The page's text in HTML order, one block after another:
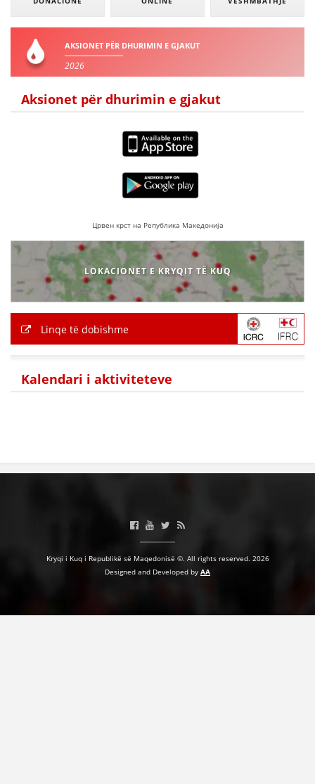
AKSIONET PËR DHURIMIN E GJAKUT
2026
Aksionet për dhurimin e gjakut
Црвен крст на Република Македонија
LOKACIONET E KRYQIT TË KUQ
Linqe të dobishme
Kalendari i aktiviteteve
Kryqi i Kuq i Republikë së Maqedonisë ©. All rights reserved. 2026
Designed and Developed by AA